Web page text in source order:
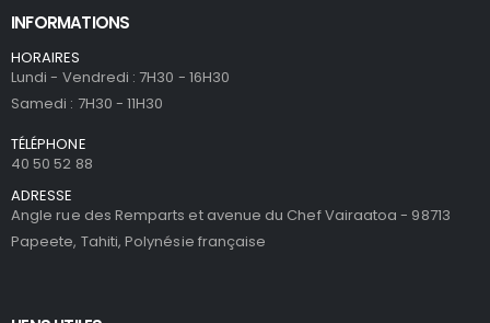
INFORMATIONS
HORAIRES
Lundi - Vendredi : 7H30 - 16H30
Samedi : 7H30 - 11H30
TÉLÉPHONE
40 50 52 88
ADRESSE
Angle rue des Remparts et avenue du Chef Vairaatoa - 98713
Papeete, Tahiti, Polynésie française